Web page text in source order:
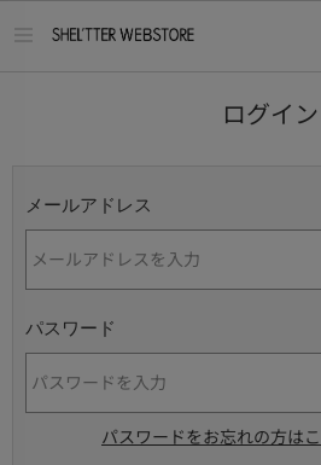
ログイン
メールアドレス
パスワード
パスワードをお忘れの方はこ